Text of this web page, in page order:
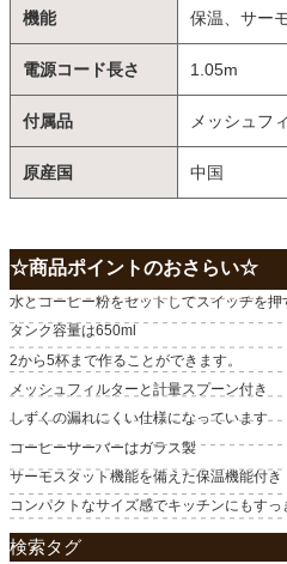
機能 保温、サー
電源コード長さ 1.05m
付属品 メッシュフ
原産国 中国
☆商品ポイントのおさらい☆
水とコーヒー粉をセットしてスイッチを押
タンク容量は650ml
2から5杯まで作ることができます。
メッシュフィルターと計量スプーン付き
しずくの漏れにくい仕様になっています
コーヒーサーバーはガラス製
サーモスタット機能を備えた保温機能付き
コンパクトなサイズ感でキッチンにもす
検索タグ